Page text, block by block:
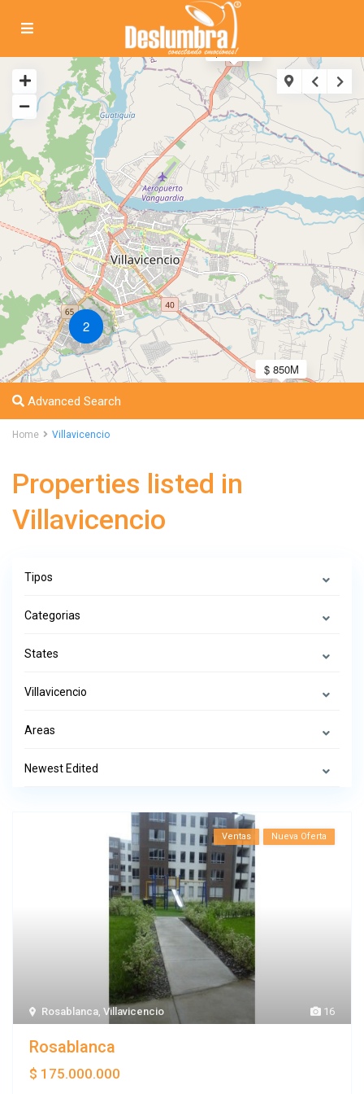
2
$ 1550M
$ 850M
Advanced Search
Home Villavicencio
Properties listed in
Villavicencio
Tipos
Categorias
States
Villavicencio
Areas
Newest Edited
16
Rosablanca ,Villavicencio
Ventas Nueva Oferta
Rosablanca
$ 175.000.000